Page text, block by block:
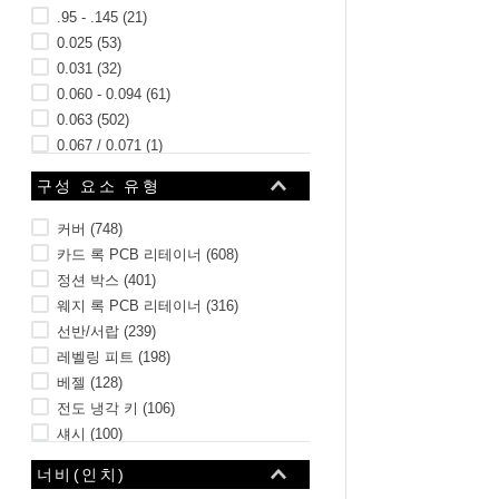
.95 - .145 (21)
0.025 (53)
0.031 (32)
0.060 - 0.094 (61)
0.063 (502)
0.067 / 0.071 (1)
0.073 / 0.078 (1)
19개 더 보기
구성 요소 유형
커버 (748)
카드 록 PCB 리테이너 (608)
정션 박스 (401)
웨지 록 PCB 리테이너 (316)
선반/서랍 (239)
레벨링 피트 (198)
베젤 (128)
전도 냉각 키 (106)
섀시 (100)
개스킷 (93)
208개 더 보기
너비(인치)